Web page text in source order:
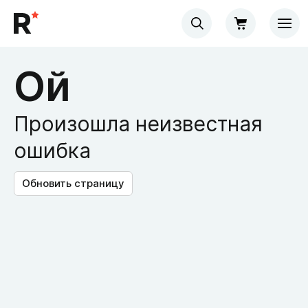
Ой
Произошла неизвестная
ошибка
Обновить страницу